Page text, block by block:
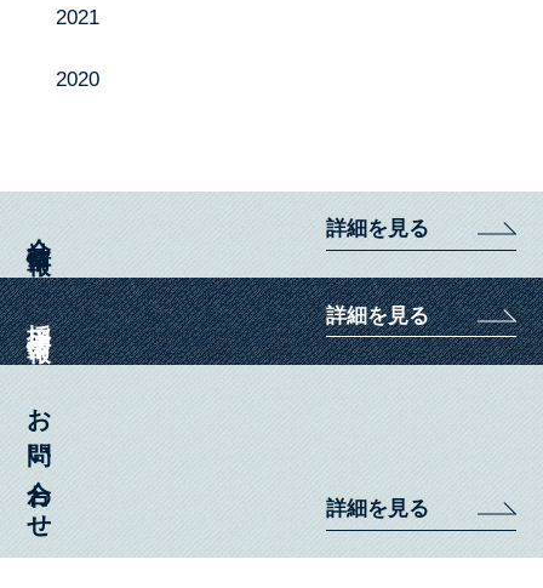
2021
2020
詳細を見る
採用情報 詳細を見る
お問い合わせ 詳細を見る